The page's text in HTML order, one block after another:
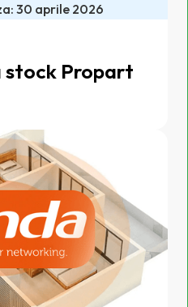
30 aprile 2026
stock Propart